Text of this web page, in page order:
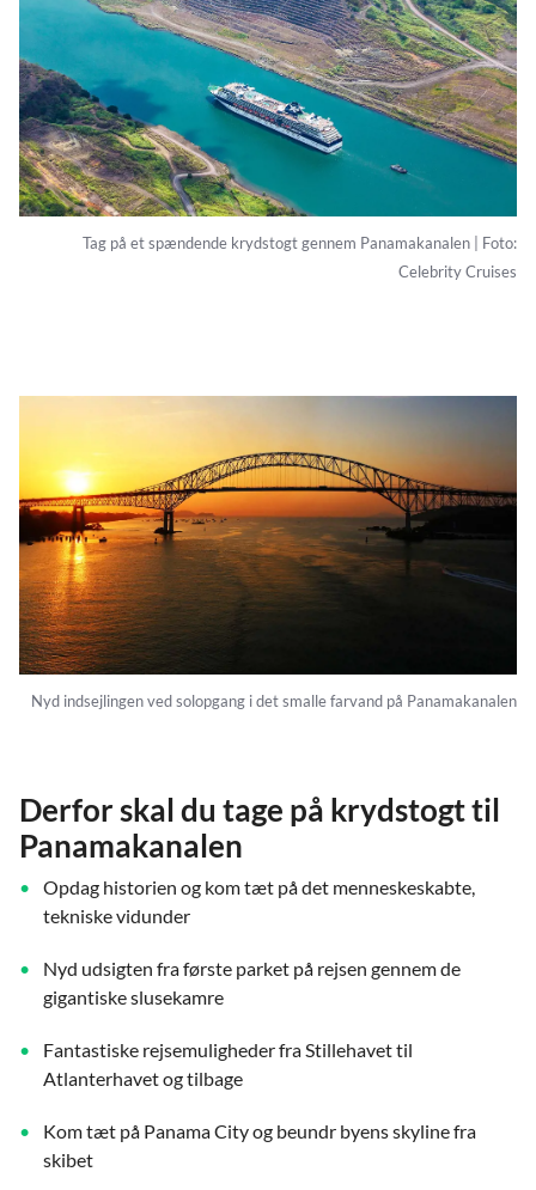
Tag på et spændende krydstogt gennem Panamakanalen | Foto:
Celebrity Cruises
Nyd indsejlingen ved solopgang i det smalle farvand på Panamakanalen
Derfor skal du tage på krydstogt til
Panamakanalen
Opdag historien og kom tæt på det menneskeskabte,
tekniske vidunder
Nyd udsigten fra første parket på rejsen gennem de
gigantiske slusekamre
Fantastiske rejsemuligheder fra Stillehavet til
Atlanterhavet og tilbage
Kom tæt på Panama City og beundr byens skyline fra
skibet